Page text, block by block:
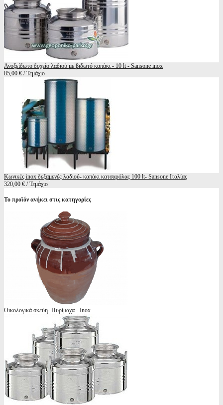
Ανοξείδωτο δοχείο λαδιού με βιδωτό καπάκι - 10 lt - Sansone inox
85,00 € / Τεμάχιο
Κωνικές inox δεξαμενές λαδιού- καπάκι κατσαρόλας 100 lt- Sansone Ιταλίας
320,00 € / Τεμάχιο
Το προϊόν ανήκει στις κατηγορίες
Οικολογικά σκεύη- Πυρίμαχα - Inox